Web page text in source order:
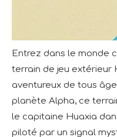
Entrez dans le monde
terrain de jeu extérieur
aventureux de tous
planète Alpha, ce
le capitaine Huaxia
piloté par un signal